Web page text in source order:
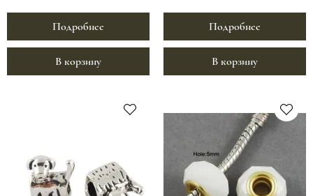
Подробнее
В корзину
Подробнее
В корзину